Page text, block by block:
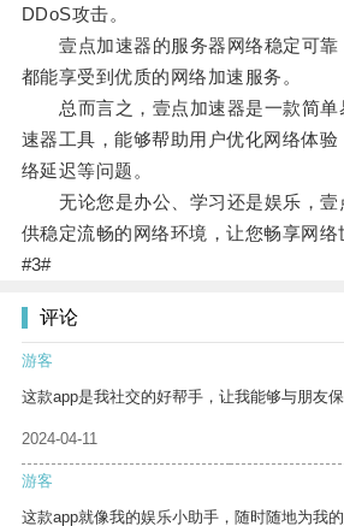
DDoS攻击。
壹点加速器的服务器网络稳定可靠
都能享受到优质的网络加速服务。
总而言之，壹点加速器是一款简单
速器工具，能够帮助用户优化网络体
络延迟等问题。
无论您是办公、学习还是娱乐，壹
供稳定流畅的网络环境，让您畅享网络
#3#
评论
游客
这款app是我社交的好帮手，让我能够与朋友
2024-04-11
游客
这款app就像我的娱乐小助手，随时随地为我的